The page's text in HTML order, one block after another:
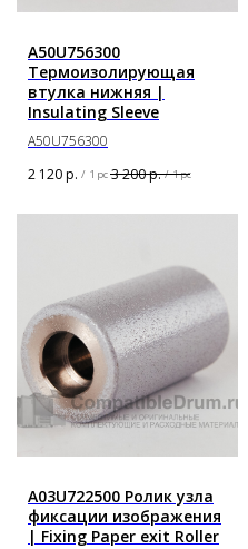
A50U756300
Термоизолирующая
втулка нижняя |
Insulating Sleeve
A50U756300
2 120р. / 1 pc 3 200р. / 1 pc
A03U722500 Ролик узла
фиксации изображения
| Fixing Paper exit Roller